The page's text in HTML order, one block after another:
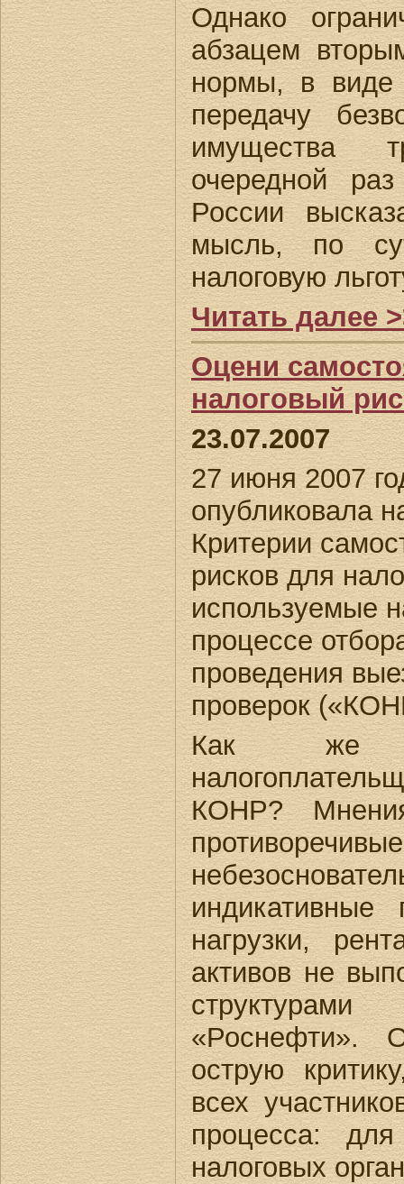
Однако
абзацем
нормы, в виде
передачу
имущества
очередной
России
мысль, по
налоговую
Читать далее
Оцени
налоговый
23.07.2007
27 июня 2007
опубликовала
Критерии
рисков для
используемые
процессе
проведения
проверок
Как же
КОНР?
индикативные
нагрузки,
активов не
«Роснефти».
острую
всех
процесса: для
налоговых